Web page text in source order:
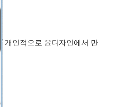
개인적으로 윤디자인에서 만